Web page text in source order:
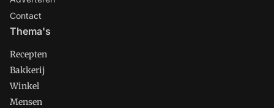
Contact
Thema's
Recepten
Bakkerij
Winkel
Mensen